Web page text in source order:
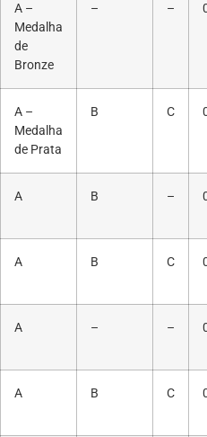
A –
Medalha
de
Bronze
– –
A –
Medalha
de Prata
B C
A B –
A B C
A – –
A B C